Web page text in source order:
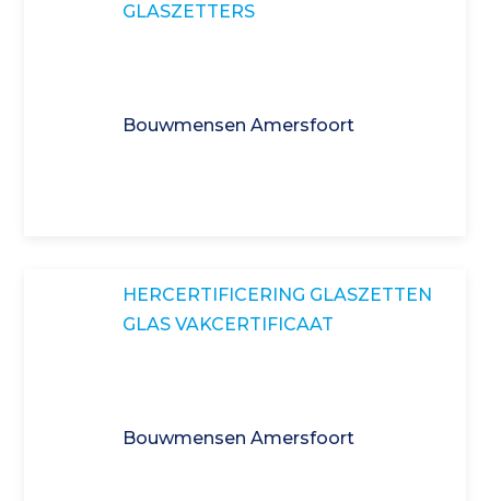
GLASZETTERS
Bouwmensen Amersfoort
HERCERTIFICERING GLASZETTEN
GLAS VAKCERTIFICAAT
Bouwmensen Amersfoort